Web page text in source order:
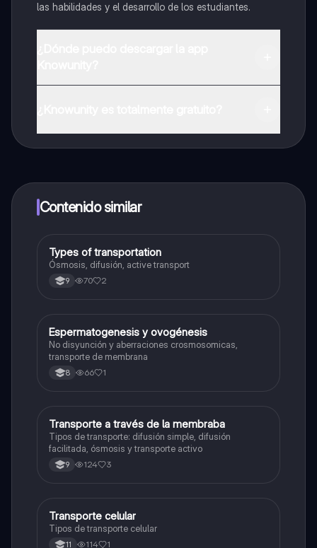
las habilidades y el desarrollo de los estudiantes.
a determinadas funciones.
Contenido similar
Biologia
Types of transportation
Ósmosis, difusión, active transport
9 70 2
Biologia
Espermatogenesis y ovogénesis
No disyunción y aberraciones crosmosomicas,
transporte de membrana
8 66 1
Biologia
Transporte a través de la membraba
Tipos de transporte: difusión simple, difusión
facilitada, ósmosis y transporte activo
9 124 3
Biologia
Transporte celular
Tipos de transporte celular
11 114 1